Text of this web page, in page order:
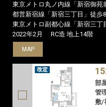
東京メトロ丸ノ内線「新宿御苑
都営新宿線「新宿三丁目」徒歩
東京メトロ副都心線「新宿三丁
2022年2月
RC造 地上14階
MAP
部
管
敷/
MAP
MAP